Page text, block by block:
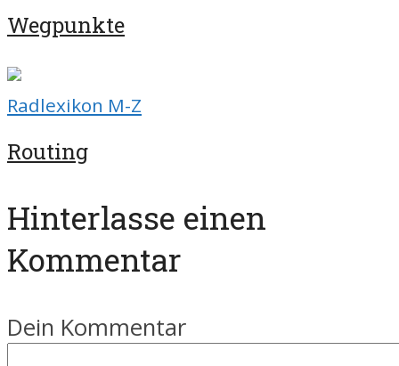
Wegpunkte
Radlexikon M-Z
Routing
Hinterlasse einen
Kommentar
Dein Kommentar